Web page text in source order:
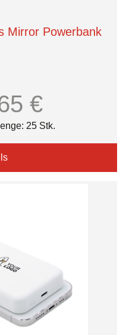
Mirror Powerbank
€
25 Stk.